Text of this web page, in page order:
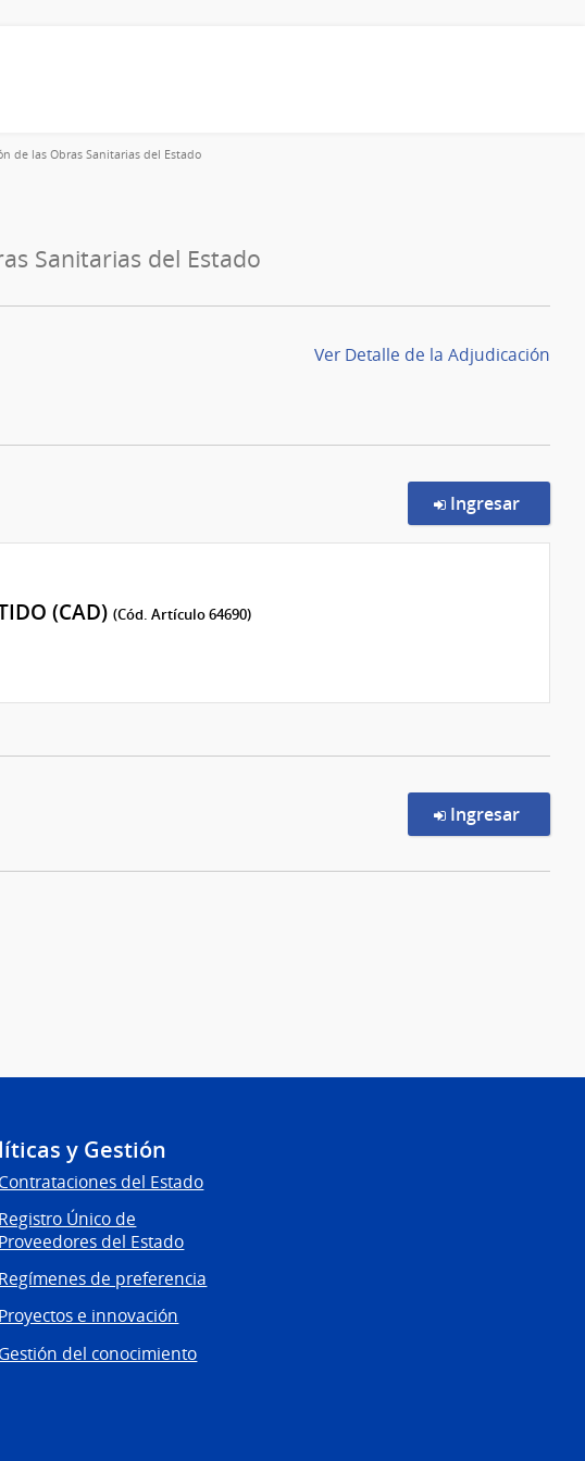
de las Obras Sanitarias del Estado
Sanitarias del Estado
Ver Detalle de la Adjudicación
Ingresar
(CAD) (Cód. Artículo 64690)
Ingresar
y Gestión
Contrataciones del Estado
Registro Único de
Proveedores del Estado
Regímenes de preferencia
Proyectos e innovación
Gestión del conocimiento